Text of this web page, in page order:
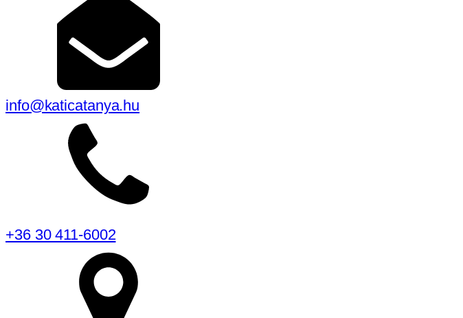
info@katicatanya.hu
+36 30 411-6002